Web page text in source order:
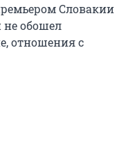
Словакии
не обошел
отношения с